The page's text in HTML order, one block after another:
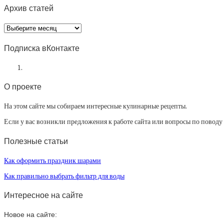
Архив статей
Архив
статей
Подписка вКонтакте
О проекте
На этом сайте мы собираем интересные кулинарные рецепты.
Если у вас возникли предложения к работе сайта или вопросы по
Полезные статьи
Как оформить праздник шарами
Как правильно выбрать фильтр для воды
Интересное на сайте
Новое на сайте: